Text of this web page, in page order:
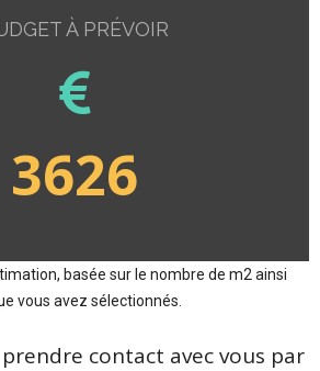
À PRÉVOIR
3626
basée sur le nombre de m2 ainsi
vous avez sélectionnés.
contact avec vous par